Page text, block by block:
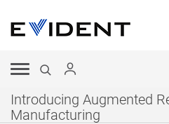
Introducing Augmented
Manufacturing